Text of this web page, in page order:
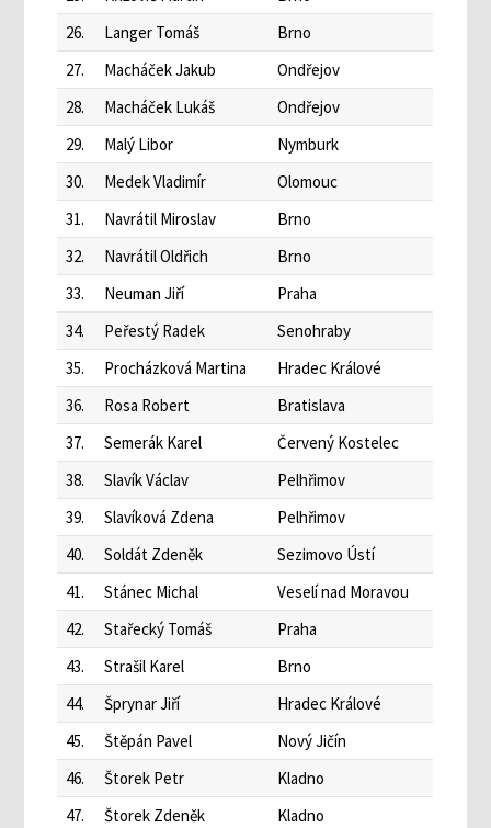
26.
Langer Tomáš
Brno
27.
Macháček Jakub
Ondřejov
28.
Macháček Lukáš
Ondřejov
29.
Malý Libor
Nymburk
30.
Medek Vladimír
Olomouc
31.
Navrátil Miroslav
Brno
32.
Navrátil Oldřich
Brno
33.
Neuman Jiří
Praha
34.
Peřestý Radek
Senohraby
35.
Procházková Martina
Hradec Králové
36.
Rosa Robert
Bratislava
37.
Semerák Karel
Červený Kostelec
38.
Slavík Václav
Pelhřimov
39.
Slavíková Zdena
Pelhřimov
40.
Soldát Zdeněk
Sezimovo Ústí
41.
Stánec Michal
Veselí nad Moravou
42.
Stařecký Tomáš
Praha
43.
Strašil Karel
Brno
44.
Šprynar Jiří
Hradec Králové
45.
Štěpán Pavel
Nový Jičín
46.
Štorek Petr
Kladno
47.
Štorek Zdeněk
Kladno